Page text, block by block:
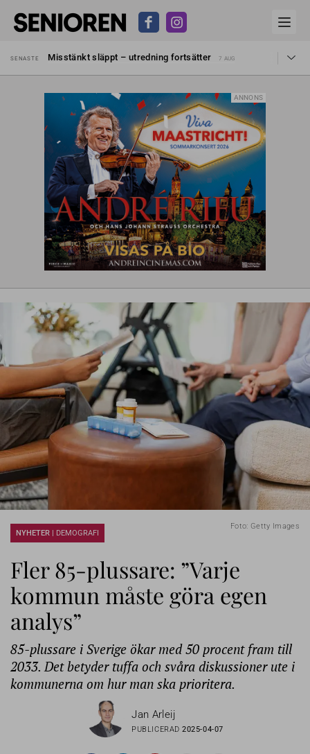
Liten höjning av garantipensionen
SENASTE
Reform för äldre kan bli slag i luften
31 JUL
Snart kan telefonförsäljning förbjudas i Sverige
29 JUL
Hyror rusar ifrån äldres bostadstillägg
28 JUL
Liten höjning av garantipensionen
27 JUL
Misstänkt släppt – utredning fortsätter 7 AUG
ANNONS
Foto: Getty Images
NYHETER | DEMOGRAFI
Fler 85-plussare: ”Varje
kommun måste göra egen
analys”
85-plussare i Sverige ökar med 50 procent fram till
2033. Det betyder tuffa och svåra diskussioner ute i
kommunerna om hur man ska prioritera.
Jan Arleij
PUBLICERAD2025-04-07